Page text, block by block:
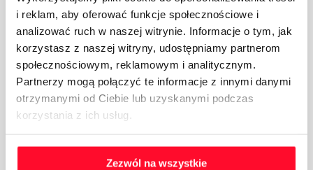
i reklam, aby oferować funkcje społecznościowe i
analizować ruch w naszej witrynie. Informacje o tym, jak
korzystasz z naszej witryny, udostępniamy partnerom
społecznościowym, reklamowym i analitycznym.
Partnerzy mogą połączyć te informacje z innymi danymi
otrzymanymi od Ciebie lub uzyskanymi podczas
korzystania z ich usług.
Zezwól na wszystkie
produktu
King Of Entertainment
Wybierz opcje
Ten
ma
89.00zł
Dodaj do koszyka
Podobne Produkty